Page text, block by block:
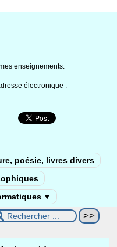
enseignements.
électronique :
poésie, livres divers
▼